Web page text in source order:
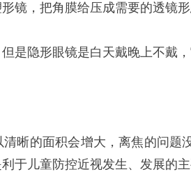
镜，把角膜给压成需要的透镜形
是隐形眼镜是白天戴晚上不戴
晰的面积会增大，离焦的问题
于儿童防控近视发生、发展的主